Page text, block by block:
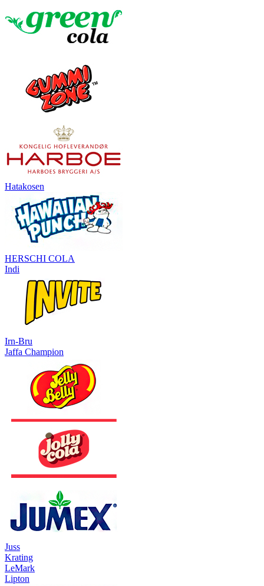
Hatakosen
HERSCHI COLA
Indi
Irn-Bru
Jaffa Champion
Juss
Krating
LeMark
Lipton